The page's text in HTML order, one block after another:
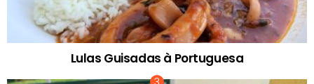
Lulas Guisadas à Portuguesa